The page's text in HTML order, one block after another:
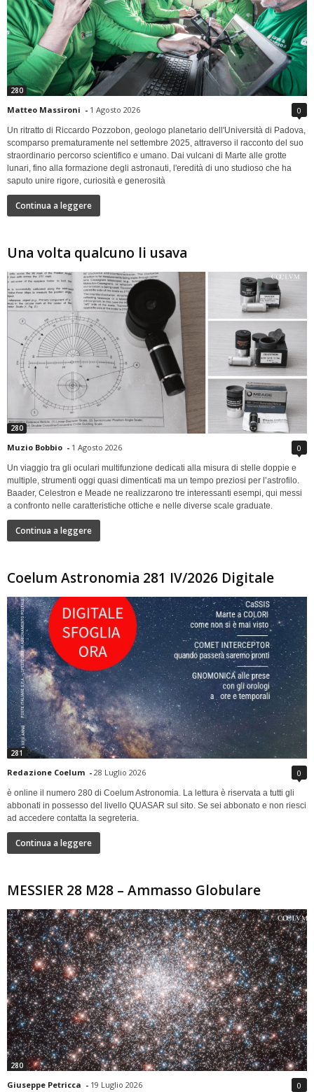
280
Matteo Massironi - 1 Agosto 2026 0
Un ritratto di Riccardo Pozzobon, geologo planetario dell'Università di Padova,
scomparso prematuramente nel settembre 2025, attraverso il racconto del suo
straordinario percorso scientifico e umano. Dai vulcani di Marte alle grotte
lunari, fino alla formazione degli astronauti, l'eredità di uno studioso che ha
saputo unire rigore, curiosità e generosità
Continua a leggere
Una volta qualcuno li usava
280
Muzio Bobbio - 1 Agosto 2026 0
Un viaggio tra gli oculari multifunzione dedicati alla misura di stelle doppie e
multiple, strumenti oggi quasi dimenticati ma un tempo preziosi per l’astrofilo.
Baader, Celestron e Meade ne realizzarono tre interessanti esempi, qui messi
a confronto nelle caratteristiche ottiche e nelle diverse scale graduate.
Continua a leggere
Coelum Astronomia 281 IV/2026 Digitale
281
Redazione Coelum - 28 Luglio 2026 0
è online il numero 280 di Coelum Astronomia. La lettura è riservata a tutti gli
abbonati in possesso del livello QUASAR sul sito. Se sei abbonato e non riesci
ad accedere contatta la segreteria.
Continua a leggere
MESSIER 28 M28 – Ammasso Globulare
280
Giuseppe Petricca - 19 Luglio 2026 0